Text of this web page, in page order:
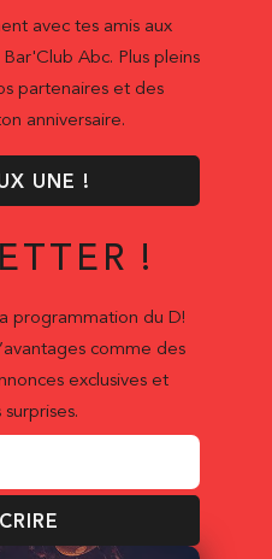
avec tes amis aux
Abc. Plus pleins
partenaires et des
anniversaire.
UNE !
!
programmation du D!
comme des
exclusives et